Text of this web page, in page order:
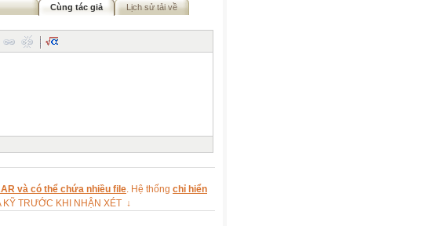
Cùng tác giả Lịch sử tải về
và có thể chứa nhiều file . Hệ thống chỉ hiển
TRƯỚC KHI NHẬN XÉT ↓